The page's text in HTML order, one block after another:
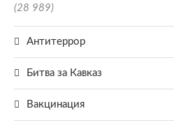
(28 989)
Антитеррор
Битва за Кавказ
Вакцинация